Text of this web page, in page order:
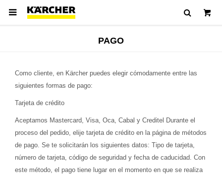

PAGO
Como cliente, en Kärcher puedes elegir cómodamente entre las
siguientes formas de pago:
Tarjeta de crédito
Aceptamos Mastercard, Visa, Oca, Cabal y Creditel Durante el
proceso del pedido, elije tarjeta de crédito en la página de métodos
de pago. Se te solicitarán los siguientes datos: Tipo de tarjeta,
número de tarjeta, código de seguridad y fecha de caducidad. Con
este método, el pago tiene lugar en el momento en que se realiza